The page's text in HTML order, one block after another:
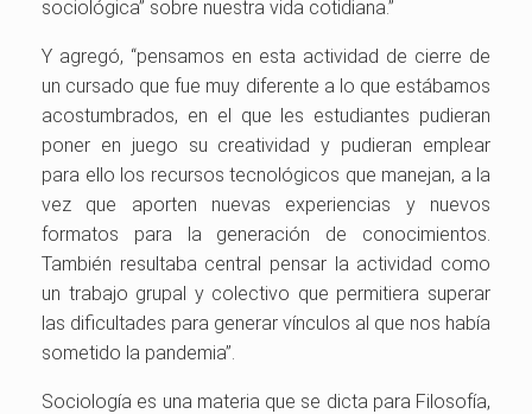
sociológica” sobre nuestra vida cotidiana.”
Y agregó, “pensamos en esta actividad de cierre de
un cursado que fue muy diferente a lo que estábamos
acostumbrados, en el que les estudiantes pudieran
poner en juego su creatividad y pudieran emplear
para ello los recursos tecnológicos que manejan, a la
vez que aporten nuevas experiencias y nuevos
formatos para la generación de conocimientos.
También resultaba central pensar la actividad como
un trabajo grupal y colectivo que permitiera superar
las dificultades para generar vínculos al que nos había
sometido la pandemia”.
Sociología es una materia que se dicta para Filosofía,